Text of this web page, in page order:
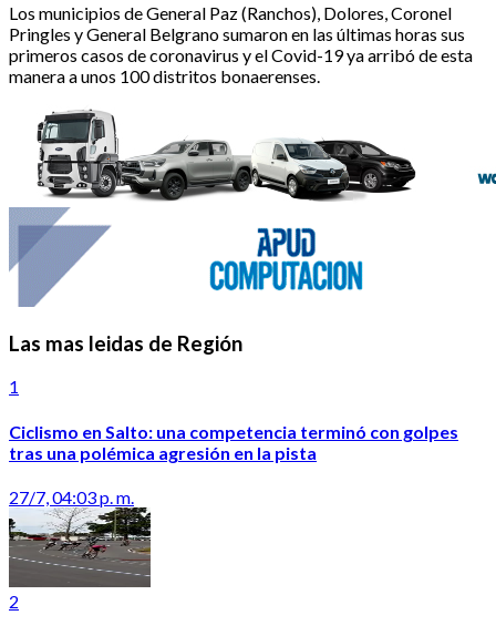
Los municipios de General Paz (Ranchos), Dolores, Coronel
Pringles y General Belgrano sumaron en las últimas horas sus
primeros casos de coronavirus y el Covid-19 ya arribó de esta
manera a unos 100 distritos bonaerenses.
Las mas leidas de Región
1
Ciclismo en Salto: una competencia terminó con golpes
tras una polémica agresión en la pista
27/7, 04:03 p. m.
2